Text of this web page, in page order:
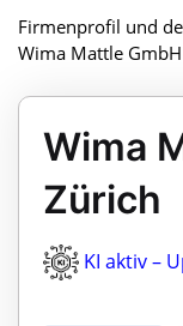
Firmenprofil und
Wima Mattle
Wima
Zürich
KI aktiv –